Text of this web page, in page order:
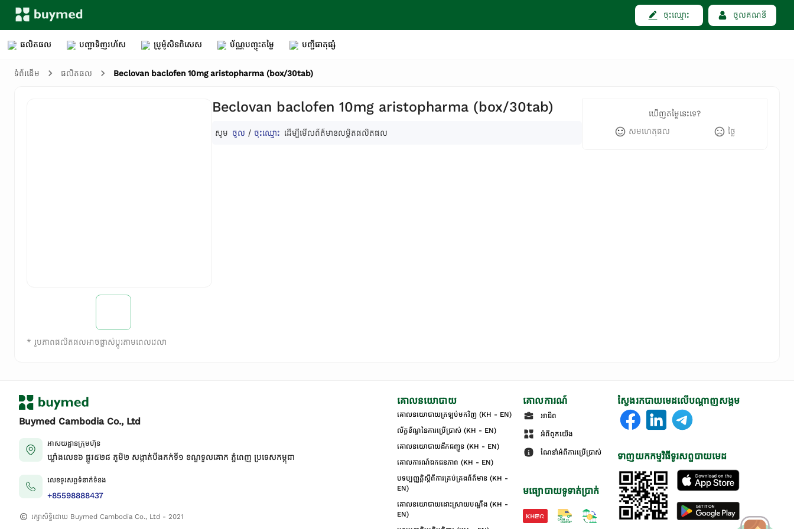
ចុះឈ្មោះ ចូលគណនី
ផលិតផល បញ្ជាទិញរហ័ស ប្រូម៉ូសិនពិសេស ប័ណ្ណបញ្ចុះតម្លៃ បញ្ជីធាតុផ្សំ
ទំព័រដើម ផលិតផល Beclovan baclofen 10mg aristopharma (box/30tab)
* រូបភាពផលិតផលអាចផ្លាស់ប្តូរតាមពេលវេលា
Beclovan baclofen 10mg aristopharma (box/30tab)
សូម ចូល / ចុះឈ្មោះ ដើម្បីមើលព័ត៌មានលម្អិតផលិតផល
ឃើញតម្លៃនេះទេ?
សមហេតុផល
ថ្លៃ
Buymed Cambodia Co., Ltd
អាសយដ្ឋានក្រុមហ៊ុន
ឃ្លាំងលេខ៦ ផ្លូវ៥២៨ ភូមិ២ សង្កាត់់បឹងកក់ទី១ ខណ្ឌទួលគោក ភ្នំពេញ ប្រទេសកម្ពុជា
លេខទូរសព្ទទំនាក់ទំនង
+85598888437
រក្សាសិទ្ធិដោយ Buymed Cambodia Co., Ltd - 2021
គោលនយោបាយ
គោលនយោបាយត្រឡប់មកវិញ (KH - EN)
ល័ក្ខខ័ណ្ឌនៃការប្រើប្រាស់ (KH - EN)
គោលនយោបាយដឹកជញ្ជូន (KH - EN)
គោលការណ៍ឯកជនភាព (KH - EN)
បទប្បញ្ញត្តិស្តីពីការគ្រប់គ្រងព័ត៌មាន (KH -
EN)
គោលនយោបាយដោះស្រាយបណ្ដឹង (KH -
EN)
គោលការណ៍
អាជីព
អំពីពួកយើង
ណែនាំអំពីការប្រើប្រាស់
មធ្យោបាយទូទាត់ប្រាក់
ស្វែងរកបាយមេដលើបណ្តាញសង្គម
ទាញយកកម្មវិធីទូរសព្ទបាយមេដ